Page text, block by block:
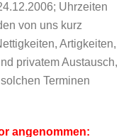
Uhrzeiten
von uns kurz
Artigkeiten,
privatem Austausch,
Terminen
angenommen: